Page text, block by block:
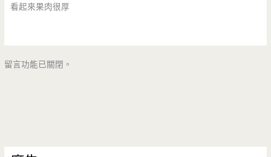
看起來果肉很厚
留言功能已關閉。